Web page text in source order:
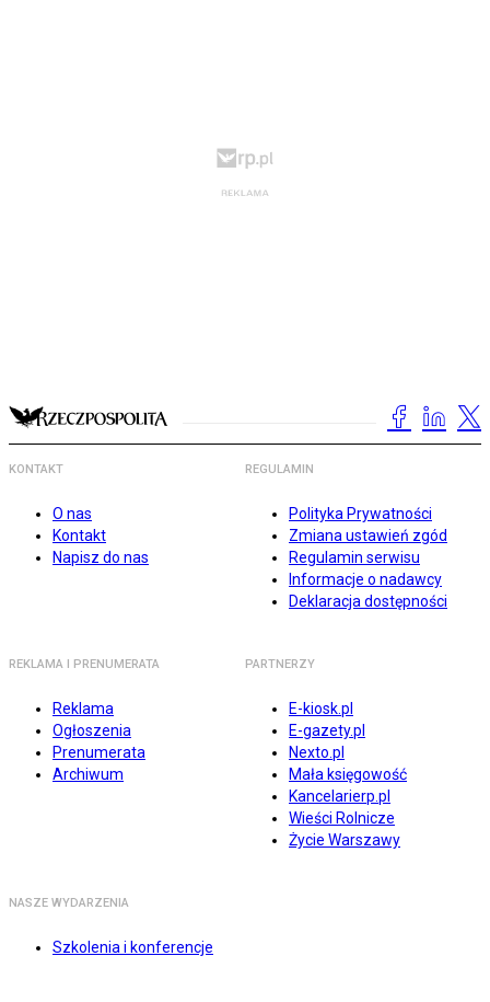
KONTAKT
O nas
Kontakt
Napisz do nas
REGULAMIN
Polityka Prywatności
Zmiana ustawień zgód
Regulamin serwisu
Informacje o nadawcy
Deklaracja dostępności
REKLAMA I PRENUMERATA
Reklama
Ogłoszenia
Prenumerata
Archiwum
PARTNERZY
E-kiosk.pl
E-gazety.pl
Nexto.pl
Mała księgowość
Kancelarierp.pl
Wieści Rolnicze
Życie Warszawy
NASZE WYDARZENIA
Szkolenia i konferencje